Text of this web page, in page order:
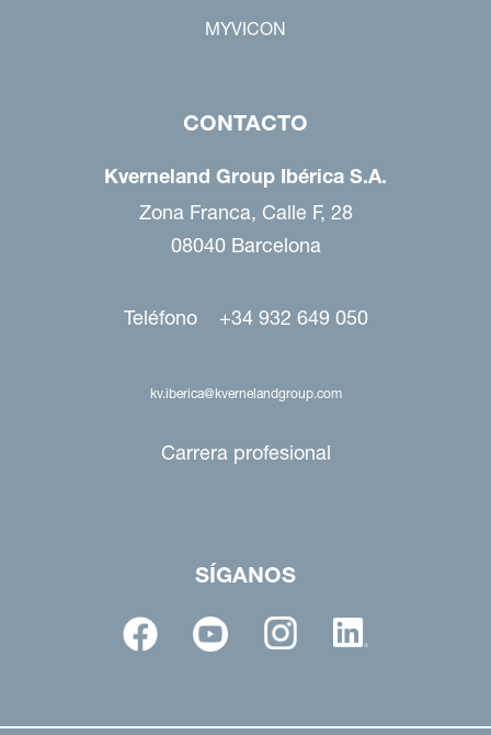
MYVICON
CONTACTO
Kverneland Group Ibérica S.A.
Zona Franca, Calle F, 28
08040 Barcelona
Teléfono +34 932 649 050
kv.iberica@kvernelandgroup.com
Carrera profesional
SÍGANOS